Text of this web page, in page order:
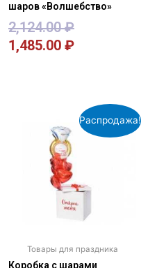
шаров «Волшебство»
2,124.00₽
1,485.00 ₽
Распродажа!
Товары для праздника
Коробка с шарами